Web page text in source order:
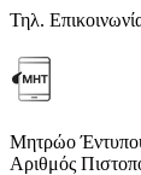
Τηλ.
Μητρώο
Αριθμός